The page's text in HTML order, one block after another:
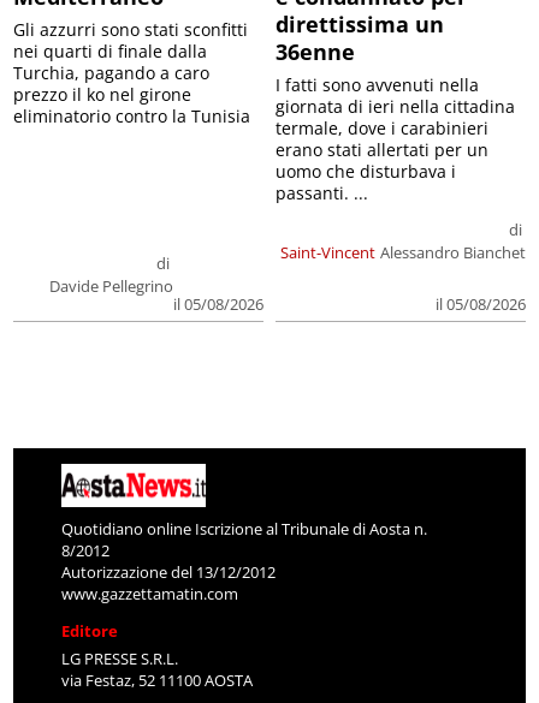
di
Davide Pellegrino
il 05/08/2026
Gli azzurri sono stati sconfitti
nei quarti di finale dalla
Turchia, pagando a caro
prezzo il ko nel girone
eliminatorio contro la Tunisia
direttissima un
36enne
Saint-Vincent
di
Alessandro Bianchet
il 05/08/2026
I fatti sono avvenuti nella
giornata di ieri nella cittadina
termale, dove i carabinieri
erano stati allertati per un
uomo che disturbava i
passanti. ...
Quotidiano online Iscrizione al Tribunale di Aosta n.
8/2012
Autorizzazione del 13/12/2012
www.gazzettamatin.com
Editore
LG PRESSE S.R.L.
via Festaz, 52 11100 AOSTA